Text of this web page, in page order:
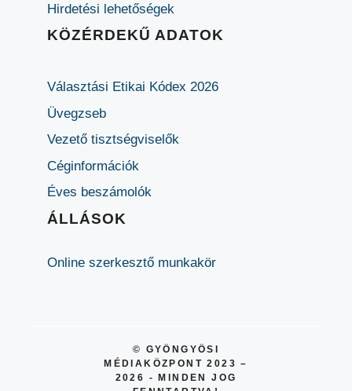
Hirdetési lehetőségek
KÖZÉRDEKŰ ADATOK
Választási Etikai Kódex 2026
Üvegzseb
Vezető tisztségviselők
Céginformációk
Éves beszámolók
ÁLLÁSOK
Online szerkesztő munkakör
© GYÖNGYÖSI
MÉDIAKÖZPONT 2023 –
2026 - MINDEN JOG